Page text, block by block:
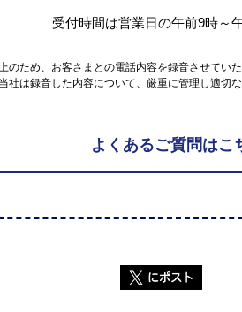
受付時間は営業日の午前9時～
のため、お客さまとの電話内容を録音させてい
当社は録音した内容について、厳重に管理し適切
よくあるご質問はこ